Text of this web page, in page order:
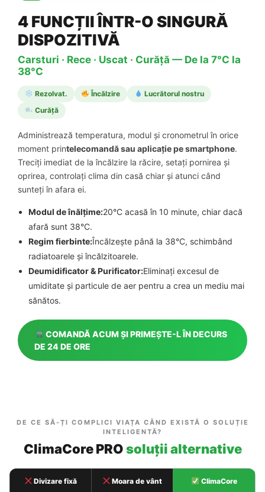
4 FUNCȚII ÎNTR-O SINGURĂ
DISPOZITIVĂ
Carsturi · Rece · Uscat · Curăță — De la 7°C la
38°C
Rezolvat. Încălzire
Lucrătorul nostru
Curăță
Administrează temperatura, modul și cronometrul în orice
moment printelecomandă sau aplicație pe smartphone.
Treciți imediat de la încălzire la răcire, setați pornirea și
oprirea, controlați clima din casă chiar și atunci când
sunteți în afara ei.
Modul de înălțime:20°C acasă în 10 minute, chiar dacă
afară sunt 38°C.
Regim fierbinte:Încălzește până la 38°C, schimbând
radiatoarele și încălzitoarele.
Deumidificator & Purificator:Eliminați excesul de
umiditate și particule de aer pentru a crea un mediu mai
sănătos.
COMANDĂ ACUM ȘI PRIMEȘTE-L ÎN DECURS
DE 24 DE ORE
DE CE SĂ-ȚI COMPLICI VIAȚA CÂND EXISTĂ O SOLUȚIE
INTELIGENTĂ?
ClimaCore PROsoluții alternative
Divizare fixă Moara de vânt ClimaCore